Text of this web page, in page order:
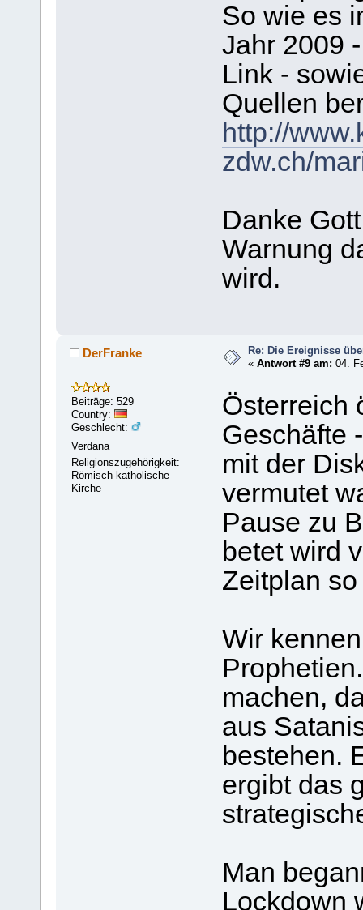
So wie es
Jahr 2009
Link -
Quellen
http://
zdw.ch/
Danke
Warnung
wird.
DerFranke
Beiträge: 529
Country:
Geschlecht:
Verdana
Religionszugehörigkeit:
Römisch-katholische
Kirche
Re: Die Ereignisse
«Antwort #9 am: 04.
Österreich
Geschäfte
mit der
vermutet
Pause zu
betet wird
Zeitplan
Wir
machen,
aus
bestehen.
ergibt das
Man
Lockdown